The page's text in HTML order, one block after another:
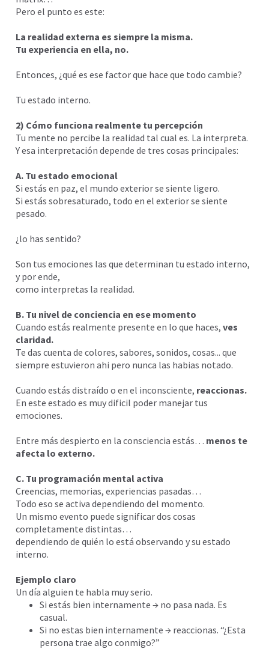
Pero el punto es este:
La realidad externa es siempre la misma.
Tu experiencia en ella, no.
Entonces, ¿qué es ese factor que hace que todo cambie?
Tu estado interno.
2) Cómo funciona realmente tu percepción
Tu mente no percibe la realidad tal cual es. La interpreta.
Y esa interpretación depende de tres cosas principales:
A. Tu estado emocional
Si estás en paz, el mundo exterior se siente ligero.
Si estás sobresaturado, todo en el exterior se siente
pesado.
¿lo has sentido?
Son tus emociones las que determinan tu estado interno,
y por ende,
como interpretas la realidad.
B. Tu nivel de conciencia en ese momento
Cuando estás realmente presente en lo que haces, ves
claridad.
Te das cuenta de colores, sabores, sonidos, cosas... que
siempre estuvieron ahi pero nunca las habias notado.
Cuando estás distraído o en el inconsciente, reaccionas.
En este estado es muy dificil poder manejar tus
emociones.
Entre más despierto en la consciencia estás… menos te
afecta lo externo.
C. Tu programación mental activa
Creencias, memorias, experiencias pasadas…
Todo eso se activa dependiendo del momento.
Un mismo evento puede significar dos cosas
completamente distintas…
dependiendo de quién lo está observando y su estado
interno.
Ejemplo claro
Un día alguien te habla muy serio.
Si estás bien internamente → no pasa nada. Es
casual.
Si no estas bien internamente → reaccionas. “¿Esta
persona trae algo conmigo?”